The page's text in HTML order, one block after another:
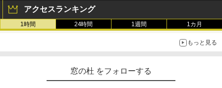
￥1,766
bデザイン入門講座［第2版］
ない、大きな画面で読みやすい、6週間持
続バッテリー、6インチディスプレイ電子
書籍リーダー、マッチャ、16GB、広告な
し
Kindle Paperwhite シグニチャーエディ
アクセスランキング
1時間 24時間 1週間 1カ月
もっと見る
窓の杜 をフォローする